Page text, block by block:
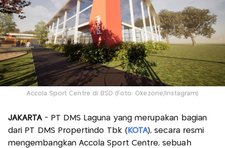
Accola Sport Centre di BSD (Foto: Okezone/Instagram)
JAKARTA- PT DMS Laguna yang merupakan bagian
dari PT DMS Propertindo Tbk ( KOTA), secara resmi
mengembangkan Accola Sport Centre, sebuah